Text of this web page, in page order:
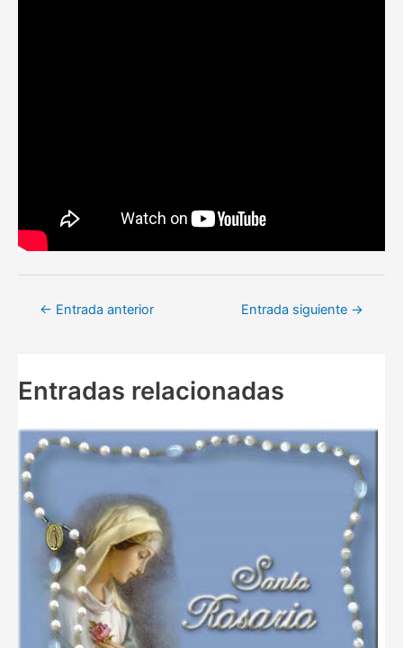
Navegación
← Entrada anterior Entrada siguiente →
Entradas relacionadas